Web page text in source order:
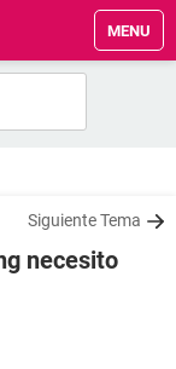
MENU
Siguiente Tema
necesito